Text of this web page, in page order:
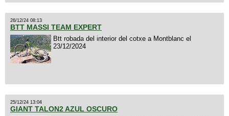
26/12/24 08:13
BTT MASSI TEAM EXPERT
Btt robada del interior del cotxe a Montblanc el
23/12/2024
25/12/24 13:04
GIANT TALON2 AZUL OSCURO